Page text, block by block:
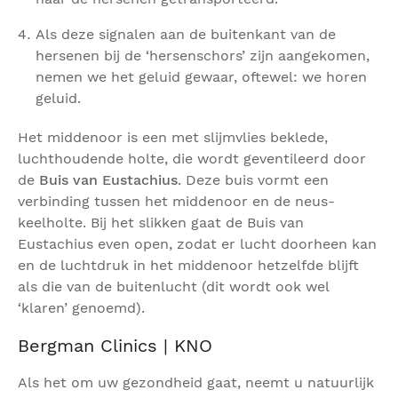
Als deze signalen aan de buitenkant van de
hersenen bij de ‘hersenschors’ zijn aangekomen,
nemen we het geluid gewaar, oftewel: we horen
geluid.
Het middenoor is een met slijmvlies beklede,
luchthoudende holte, die wordt geventileerd door
de Buis van Eustachius. Deze buis vormt een
verbinding tussen het middenoor en de neus-
keelholte. Bij het slikken gaat de Buis van
Eustachius even open, zodat er lucht doorheen kan
en de luchtdruk in het middenoor hetzelfde blijft
als die van de buitenlucht (dit wordt ook wel
‘klaren’ genoemd).
Bergman Clinics | KNO
Als het om uw gezondheid gaat, neemt u natuurlijk